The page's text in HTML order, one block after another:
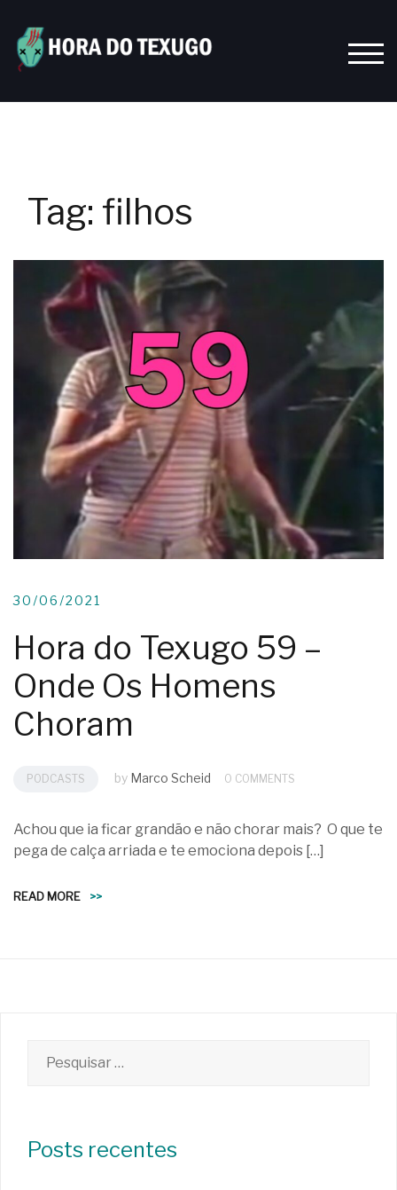
content
Tag: filhos
30/06/2021
Hora do Texugo 59 –
Onde Os Homens
Choram
PODCASTS by Marco Scheid 0 COMMENTS
Achou que ia ficar grandão e não chorar mais? O que te
pega de calça arriada e te emociona depois […]
READ MORE >>
por:
Posts recentes